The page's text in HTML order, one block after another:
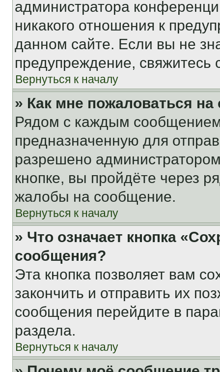
администратора
никакого отношения к
данном сайте. Если вы не
предупреждение,
Вернуться к началу
» Как мне пожаловаться
Рядом с каждым сообщением
предназначенную для
разрешено
кнопке, вы пройдёте через
жалобы на сообщение.
Вернуться к началу
» Что означает кнопка
сообщения?
Эта кнопка позволяет вам
закончить и отправить их
сообщения перейдите в
раздела.
Вернуться к началу